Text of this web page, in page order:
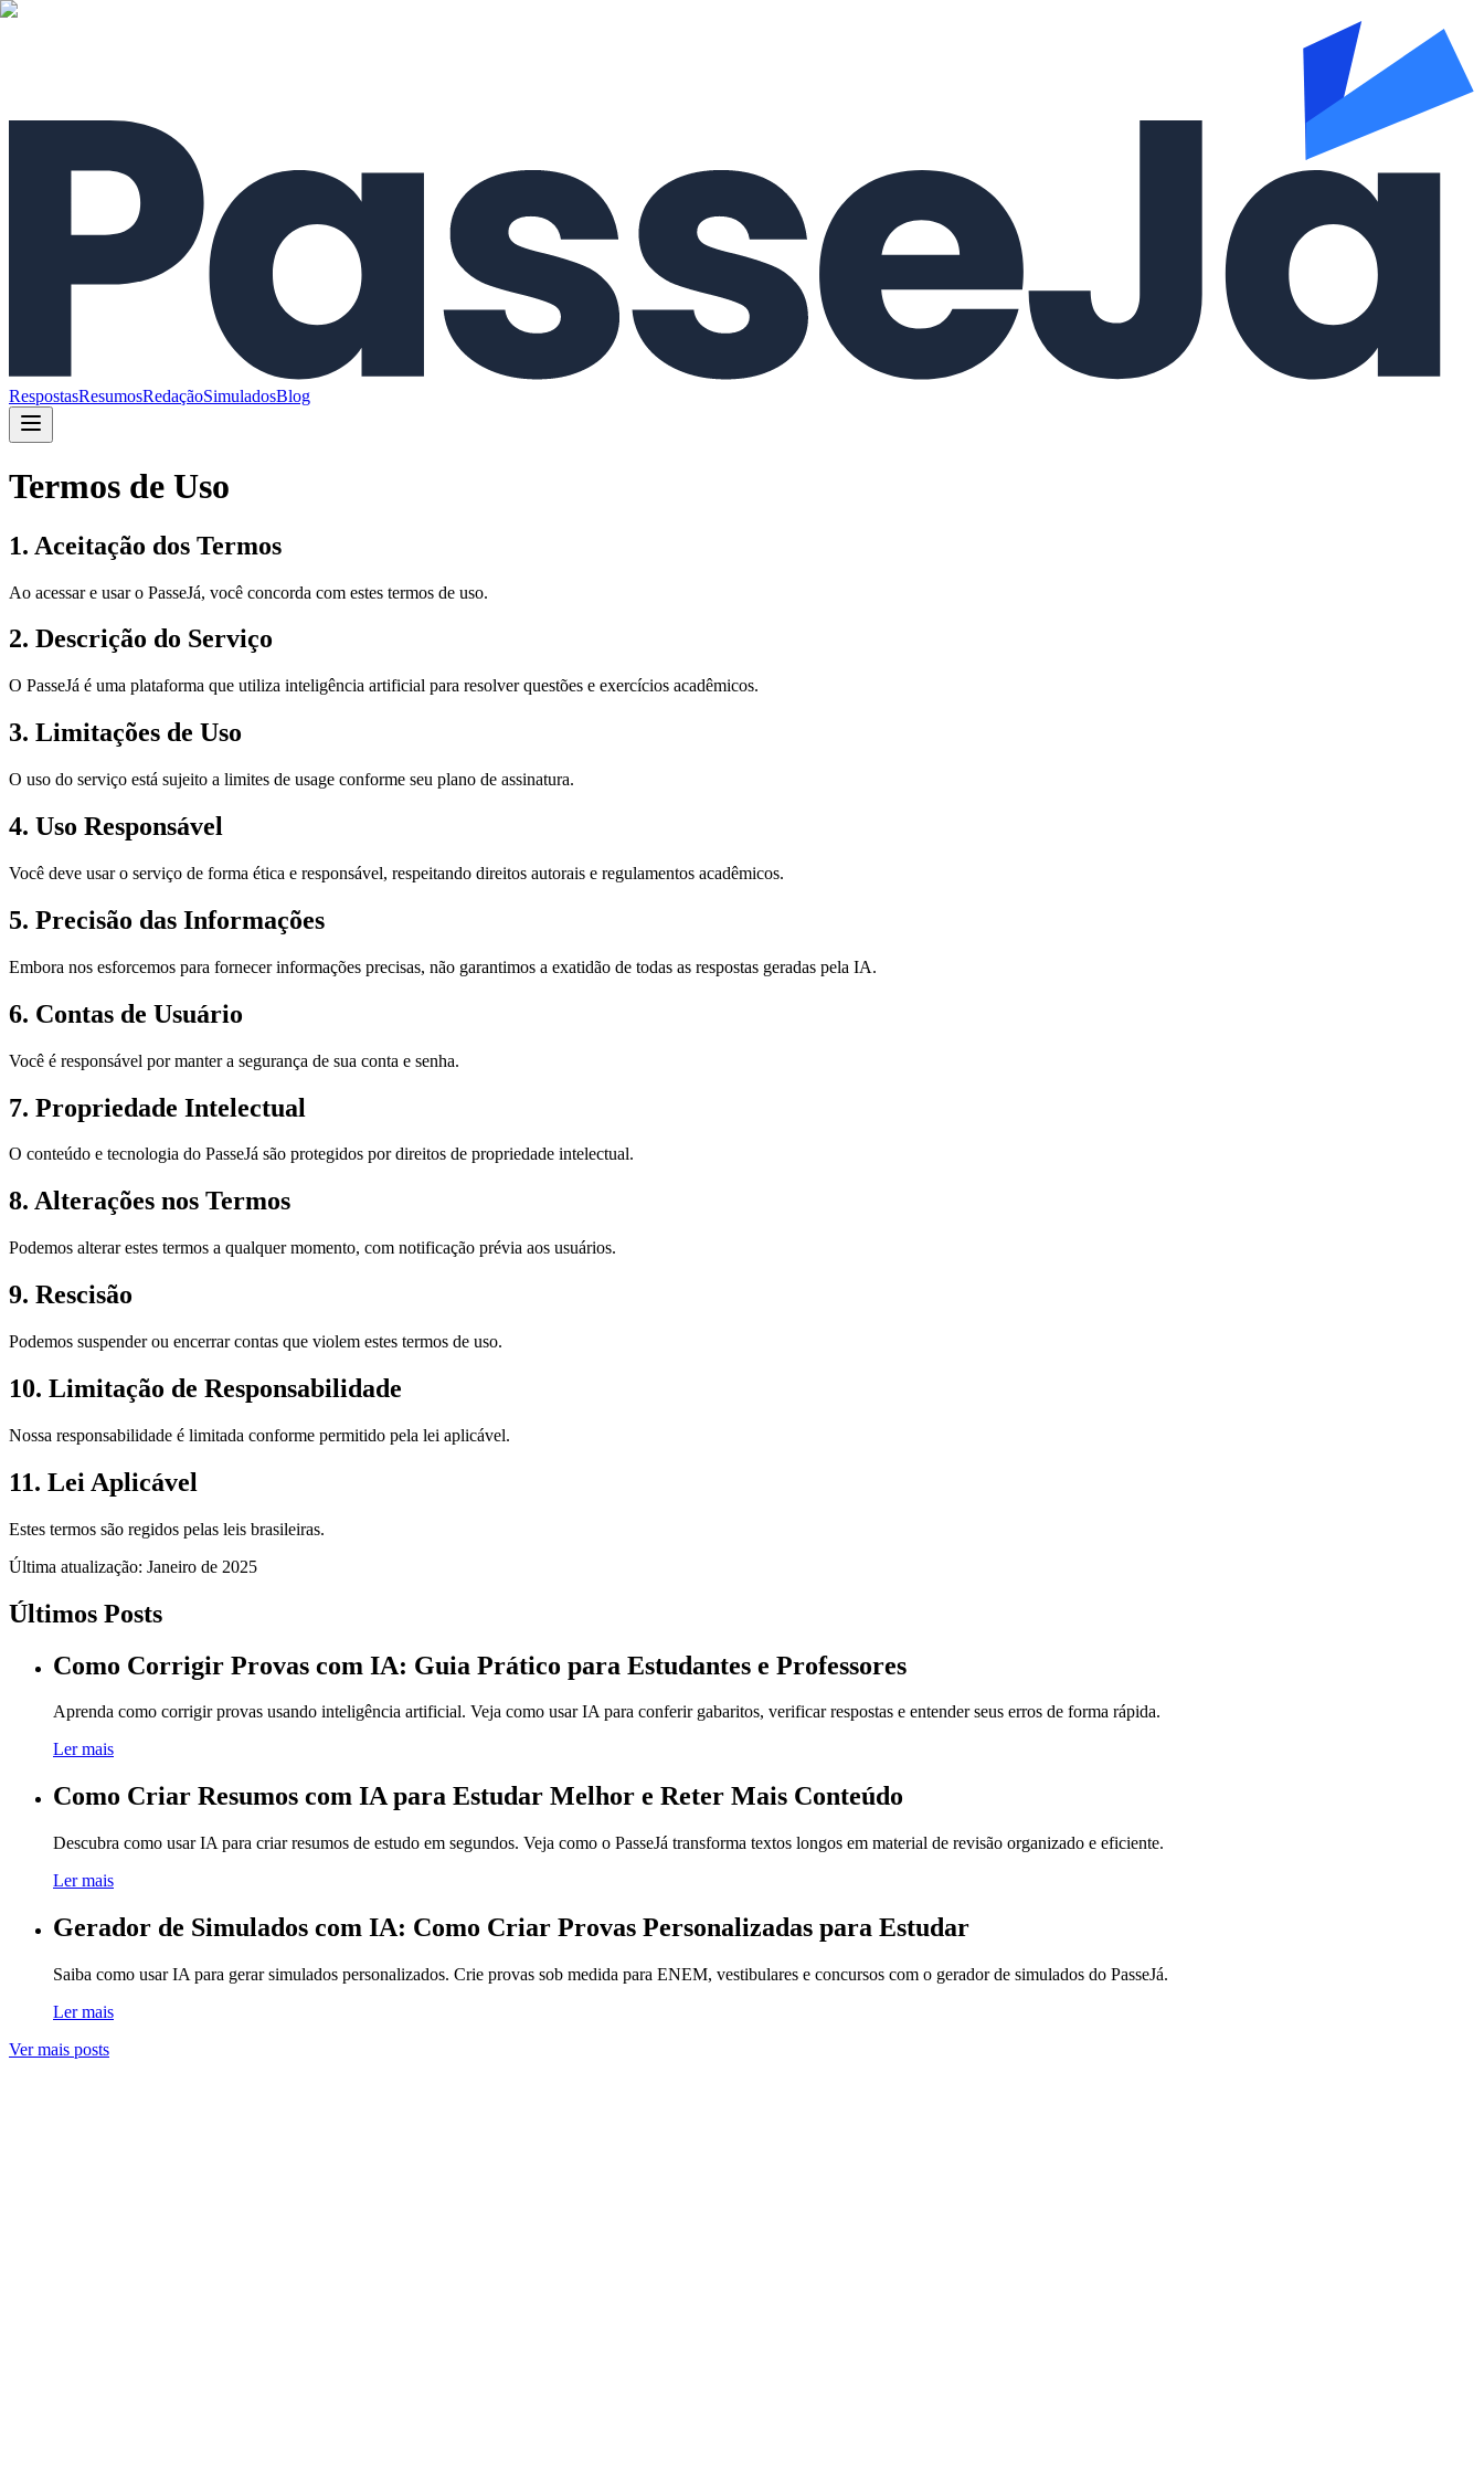
RespostasResumosRedaçãoSimuladosBlog
Termos de Uso
1. Aceitação dos Termos
Ao acessar e usar o PasseJá, você concorda com estes termos de uso.
2. Descrição do Serviço
O PasseJá é uma plataforma que utiliza inteligência artificial para resolver questões e exercícios acadêmicos.
3. Limitações de Uso
O uso do serviço está sujeito a limites de usage conforme seu plano de assinatura.
4. Uso Responsável
Você deve usar o serviço de forma ética e responsável, respeitando direitos autorais e regulamentos acadêmicos.
5. Precisão das Informações
Embora nos esforcemos para fornecer informações precisas, não garantimos a exatidão de todas as respostas geradas pela IA.
6. Contas de Usuário
Você é responsável por manter a segurança de sua conta e senha.
7. Propriedade Intelectual
O conteúdo e tecnologia do PasseJá são protegidos por direitos de propriedade intelectual.
8. Alterações nos Termos
Podemos alterar estes termos a qualquer momento, com notificação prévia aos usuários.
9. Rescisão
Podemos suspender ou encerrar contas que violem estes termos de uso.
10. Limitação de Responsabilidade
Nossa responsabilidade é limitada conforme permitido pela lei aplicável.
11. Lei Aplicável
Estes termos são regidos pelas leis brasileiras.
Última atualização: Janeiro de 2025
Últimos Posts
Como Corrigir Provas com IA: Guia Prático para Estudantes e Professores
Aprenda como corrigir provas usando inteligência artificial. Veja como usar IA para conferir gabaritos, verificar respostas e entender seus erros de forma rápida.
Ler mais
Como Criar Resumos com IA para Estudar Melhor e Reter Mais Conteúdo
Descubra como usar IA para criar resumos de estudo em segundos. Veja como o PasseJá transforma textos longos em material de revisão organizado e eficiente.
Ler mais
Gerador de Simulados com IA: Como Criar Provas Personalizadas para Estudar
Saiba como usar IA para gerar simulados personalizados. Crie provas sob medida para ENEM, vestibulares e concursos com o gerador de simulados do PasseJá.
Ler mais
Ver mais posts